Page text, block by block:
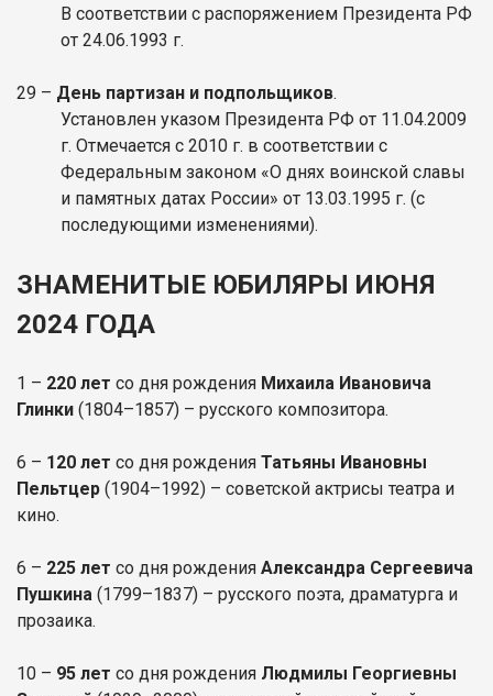
В соответствии с распоряжением Президента РФ
от 24.06.1993 г.
29 – День партизан и подпольщиков.
Установлен указом Президента РФ от 11.04.2009
г. Отмечается с 2010 г. в соответствии с
Федеральным законом «О днях воинской славы
и памятных датах России» от 13.03.1995 г. (с
последующими изменениями).
ЗНАМЕНИТЫЕ ЮБИЛЯРЫ ИЮНЯ
2024 ГОДА
1 – 220 лет со дня рождения Михаила Ивановича
Глинки (1804–1857) – русского композитора.
6 – 120 лет со дня рождения Татьяны Ивановны
Пельтцер (1904–1992) – советской актрисы театра и
кино.
6 – 225 лет со дня рождения Александра Сергеевича
Пушкина (1799–1837) – русского поэта, драматурга и
прозаика.
10 – 95 лет со дня рождения Людмилы Георгиевны